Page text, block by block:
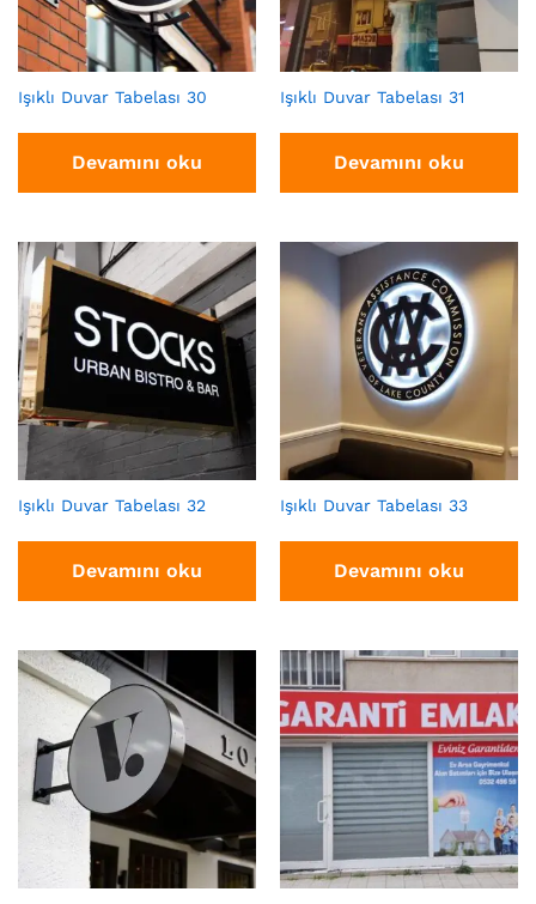
Işıklı Duvar Tabelası 30
Devamını oku
Işıklı Duvar Tabelası 31
Devamını oku
Işıklı Duvar Tabelası 32
Devamını oku
Işıklı Duvar Tabelası 33
Devamını oku